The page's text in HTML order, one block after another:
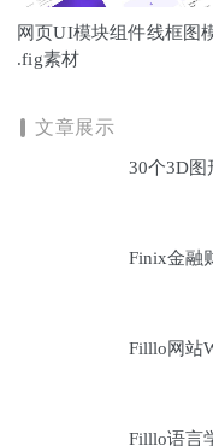
网页UI模块组件线框图
.fig素材
文章展示
30个3D图
Finix金融
Filllo网站
Filllo语言